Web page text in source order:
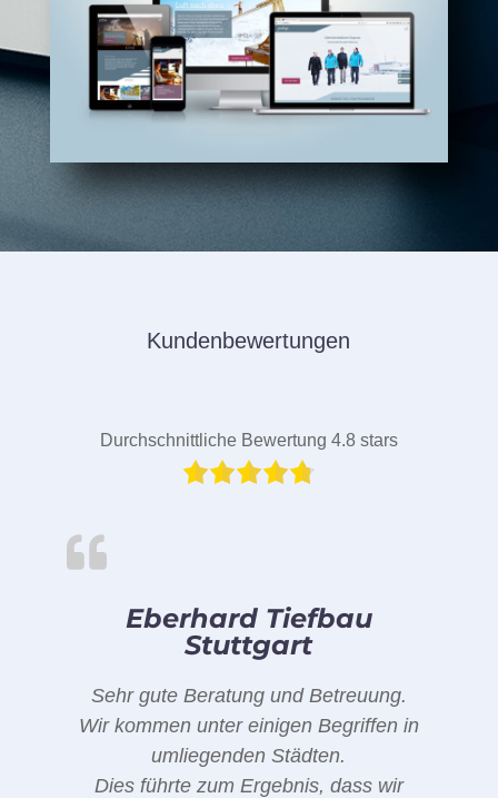
Kundenbewertungen
Durchschnittliche Bewertung 4.8 stars
Eberhard Tiefbau
Stuttgart
Sehr gute Beratung und Betreuung.
Wir kommen unter einigen Begriffen in
umliegenden Städten.
Dies führte zum Ergebnis, dass wir